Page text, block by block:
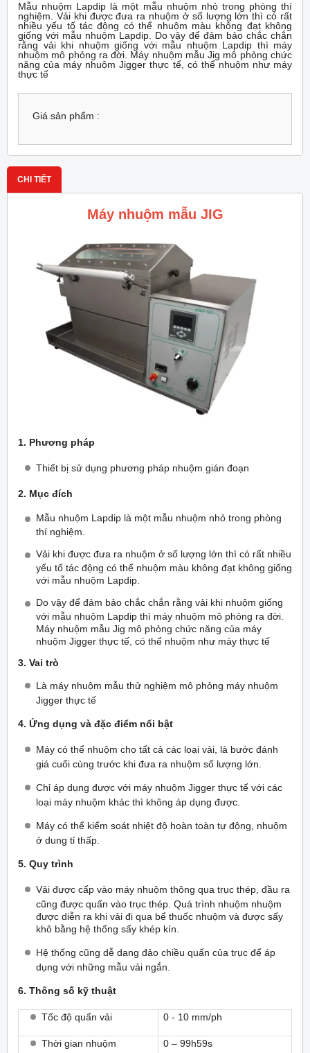
Mẫu nhuộm Lapdip là một mẫu nhuộm nhỏ trong phòng thí
nghiệm. Vải khi được đưa ra nhuộm ở số lượng lớn thì có rất
nhiều yếu tố tác động có thể nhuộm màu không đạt không
giống với mẫu nhuộm Lapdip. Do vậy để đảm bảo chắc chắn
rằng vải khi nhuộm giống với mẫu nhuộm Lapdip thì máy
nhuộm mô phỏng ra đời. Máy nhuộm mẫu Jig mô phỏng chức
năng của máy nhuộm Jigger thực tế, có thể nhuộm như máy
thực tế
Giá sản phẩm :
CHI TIẾT
Máy nhuộm mẫu JIG
1. Phương pháp
Thiết bị sử dụng phương pháp nhuộm gián đoạn
2. Mục đích
Mẫu nhuộm Lapdip là một mẫu nhuộm nhỏ trong phòng
thí nghiệm.
Vải khi được đưa ra nhuộm ở số lượng lớn thì có rất nhiều
yếu tố tác động có thể nhuộm màu không đạt không giống
với mẫu nhuộm Lapdip.
Do vậy để đảm bảo chắc chắn rằng vải khi nhuộm giống
với mẫu nhuộm Lapdip thì máy nhuộm mô phỏng ra đời.
Máy nhuộm mẫu Jig mô phỏng chức năng của máy
nhuộm Jigger thực tế, có thể nhuộm như máy thực tế
3. Vai trò
Là máy nhuộm mẫu thử nghiệm mô phỏng máy nhuộm
Jigger thực tế
4. Ứng dụng và đặc điểm nổi bật
Máy có thể nhuộm cho tất cả các loại vải, là bước đánh
giá cuối cùng trước khi đưa ra nhuộm số lượng lớn.
Chỉ áp dụng được với máy nhuộm Jigger thực tế với các
loại máy nhuộm khác thì không áp dụng được.
Máy có thể kiểm soát nhiệt độ hoàn toàn tự động, nhuộm
ở dung tỉ thấp.
5. Quy trình
Vải được cấp vào máy nhuộm thông qua trục thép, đầu ra
cũng được quấn vào trục thép. Quá trình nhuộm nhuộm
được diễn ra khi vải đi qua bể thuốc nhuộm và được sấy
khô bằng hệ thống sấy khép kín.
Hệ thống cũng dễ dang đảo chiều quấn của trục để áp
dụng với những mẫu vải ngắn.
6. Thông số kỹ thuật
Tốc độ quấn vải 0 - 10 mm/ph
Thời gian nhuộm 0 – 99h59s